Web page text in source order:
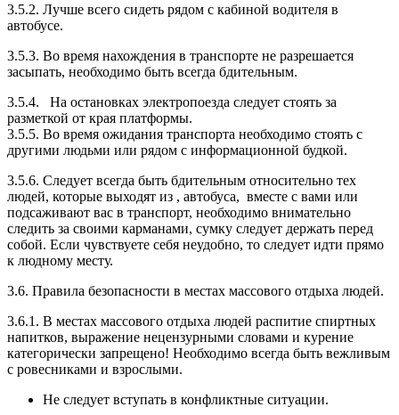
3.5.2. Лучше всего сидеть рядом с кабиной водителя в
автобусе.
3.5.3. Во время нахождения в транспорте не разрешается
засыпать, необходимо быть всегда бдительным.
3.5.4. На остановках электропоезда следует стоять за
разметкой от края платформы.
3.5.5. Во время ожидания транспорта необходимо стоять с
другими людьми или рядом с информационной будкой.
3.5.6. Следует всегда быть бдительным относительно тех
людей, которые выходят из , автобуса, вместе с вами или
подсаживают вас в транспорт, необходимо внимательно
следить за своими карманами, сумку следует держать перед
собой. Если чувствуете себя неудобно, то следует идти прямо
к людному месту.
3.6. Правила безопасности в местах массового отдыха людей.
3.6.1. В местах массового отдыха людей распитие спиртных
напитков, выражение нецензурными словами и курение
категорически запрещено! Необходимо всегда быть вежливым
с ровесниками и взрослыми.
Не следует вступать в конфликтные ситуации.